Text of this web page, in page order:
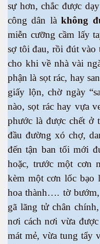
sự hơn, chắc được
công dân làkhông
miễn cưỡng cầm lấy
sợ tôi đau, rồi đút
cho khi về nhà vài
phận là sọt rác, hay
giấy lộn, chờ ngày
nào, sọt rác hay vựa
phước là được chết ở
đầu đường xó chợ,
đến tận ban tối mới
hoặc, trước một cơn
kèm một cơn lốc bạo
hoa thành…. tờ
gã lãng tử chân
nơi cách nơi vừa
mát mẻ, vừa tung tẩy